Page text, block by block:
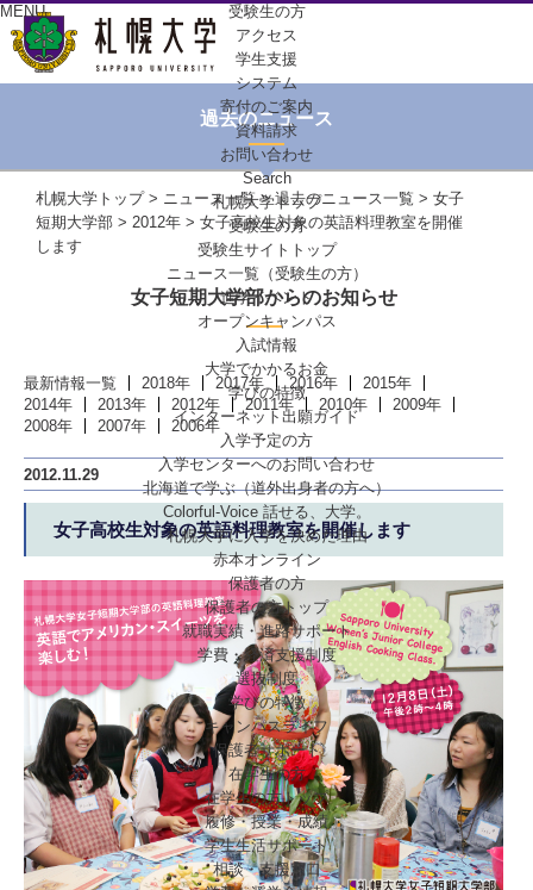
MENU
受験生の方
アクセス
学生支援
システム
寄付のご案内
資料請求
お問い合わせ
Search
札幌大学トップ
受験生の方
受験生サイトトップ
ニュース一覧（受験生の方）
進学イベント
オープンキャンパス
入試情報
大学でかかるお金
学びの特徴
インターネット出願ガイド
入学予定の方
入学センターへのお問い合わせ
北海道で学ぶ（道外出身者の方へ）
Colorful-Voice 話せる、大学。
札幌大学に入学を決めた理由
赤本オンライン
保護者の方
保護者の方トップ
就職実績・進路サポート
学費・経済支援制度
選抜制度
学びの特徴
キャンパスライフ
保護者サポート
在学生の方
在学生の方トップ
履修・授業・成績
学生生活サポート
相談・支援窓口
過去のニュース
札幌大学トップ> ニュース一覧>過去のニュース一覧 > 女子
短期大学部 > 2012年 > 女子高校生対象の英語料理教室を開催
します
女子短期大学部からのお知らせ
最新情報一覧 2018年 2017年 2016年
2015年
2014年
2013年 2012年 2011年 2010年
2009年
2008年
2007年 2006年
2012.11.29
女子高校生対象の英語料理教室を開催します